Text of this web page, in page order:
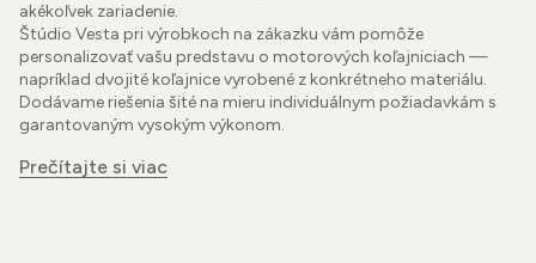
akékoľvek zariadenie.
Štúdio Vesta pri výrobkoch na zákazku vám pomôže
personalizovať vašu predstavu o motorových koľajniciach —
napríklad dvojité koľajnice vyrobené z konkrétneho materiálu.
Dodávame riešenia šité na mieru individuálnym požiadavkám s
garantovaným vysokým výkonom.
Prečítajte si viac